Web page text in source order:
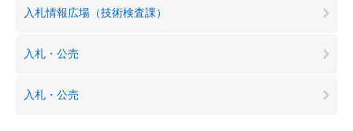
入札情報広場（技術検査課）
入札・公売
入札・公売